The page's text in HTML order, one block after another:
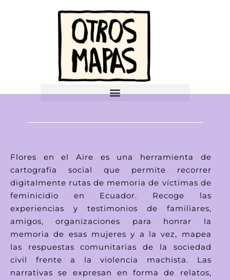
Flores en el Aire es una herramienta de
cartografía social que permite recorrer
digitalmente rutas de memoria de víctimas de
feminicidio en Ecuador. Recoge las
experiencias y testimonios de familiares,
amigos, organizaciones para honrar la
memoria de esas mujeres y a la vez, mapea
las respuestas comunitarias de la sociedad
civil frente a la violencia machista. Las
narrativas se expresan en forma de relatos,